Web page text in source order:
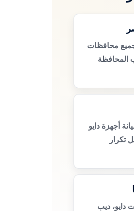
محافظات
المحافظة
أجهزة دايو
تكرار
دايو، ديب